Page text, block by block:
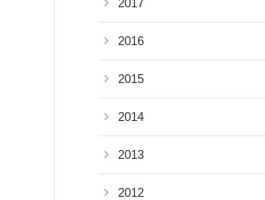
2017
2016
2015
2014
2013
2012